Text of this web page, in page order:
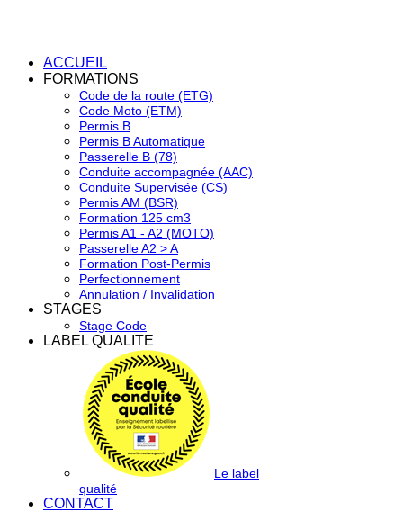
ACCUEIL
FORMATIONS
Code de la route (ETG)
Code Moto (ETM)
Permis B
Permis B Automatique
Passerelle B (78)
Conduite accompagnée (AAC)
Conduite Supervisée (CS)
Permis AM (BSR)
Formation 125 cm3
Permis A1 - A2 (MOTO)
Passerelle A2 > A
Formation Post-Permis
Perfectionnement
Annulation / Invalidation
STAGES
Stage Code
LABEL QUALITE
Le label
qualité
CONTACT